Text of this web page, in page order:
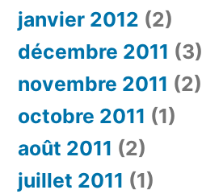
janvier 2012 (2)
décembre 2011 (3)
novembre 2011 (2)
octobre 2011 (1)
août 2011 (2)
juillet 2011 (1)